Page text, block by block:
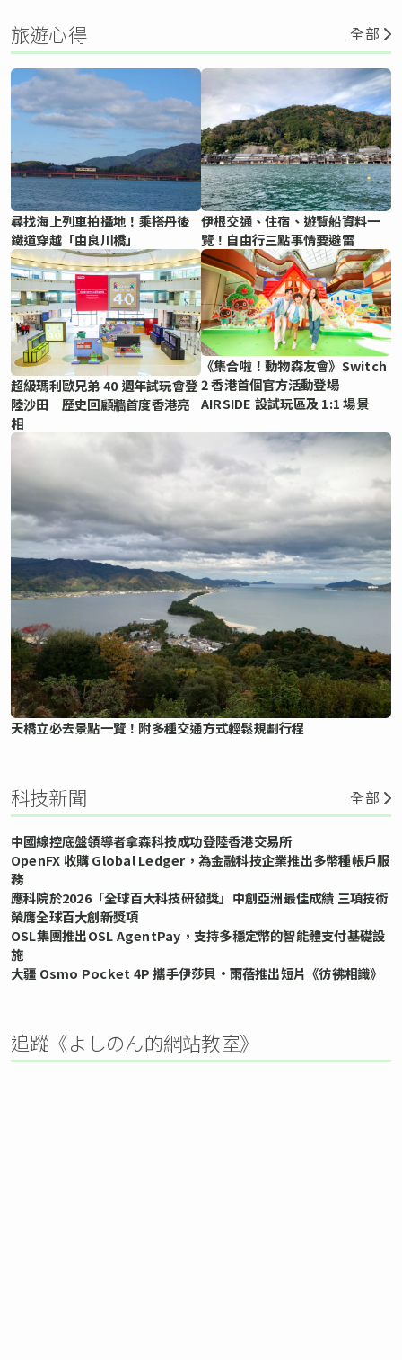
旅遊心得 全部
尋找海上列車拍攝地！乘搭丹後
鐵道穿越「由良川橋」
伊根交通、住宿、遊覽船資料一
覽！自由行三點事情要避雷
超級瑪利歐兄弟 40 週年試玩會登
陸沙田 歷史回顧牆首度香港亮
相
《集合啦！動物森友會》Switch
2 香港首個官方活動登場
AIRSIDE 設試玩區及 1:1 場景
天橋立必去景點一覽！附多種交通方式輕鬆規劃行程
科技新聞 全部
中國線控底盤領導者拿森科技成功登陸香港交易所
OpenFX 收購 Global Ledger，為金融科技企業推出多幣種帳戶服
務
應科院於2026「全球百大科技研發獎」中創亞洲最佳成績 三項技術
榮膺全球百大創新獎項
OSL集團推出OSL AgentPay，支持多穩定幣的智能體支付基礎設
施
大疆 Osmo Pocket 4P 攜手伊莎貝•雨蓓推出短片《彷彿相識》
追蹤《よしのん的網站教室》